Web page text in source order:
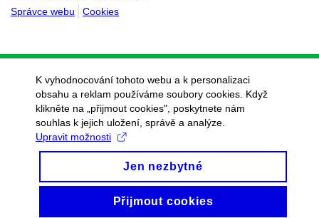
Správce webu
Cookies
K vyhodnocování tohoto webu a k personalizaci
obsahu a reklam používáme soubory cookies. Když
klikněte na „přijmout cookies", poskytnete nám
souhlas k jejich uložení, správě a analýze.
Upravit možnosti
Jen nezbytné
Přijmout cookies